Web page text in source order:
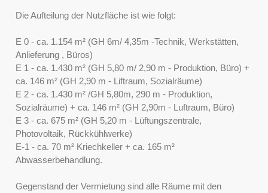
Die Aufteilung der Nutzfläche ist wie folgt:
E 0 - ca. 1.154 m² (GH 6m/ 4,35m -Technik, Werkstätten,
Anlieferung , Büros)
E 1 - ca. 1.430 m² (GH 5,80 m/ 2,90 m - Produktion, Büro) +
ca. 146 m² (GH 2,90 m - Liftraum, Sozialräume)
E 2 - ca. 1.430 m² /GH 5,80m, 290 m - Produktion,
Sozialräume) + ca. 146 m² (GH 2,90m - Luftraum, Büro)
E 3 - ca. 675 m² (GH 5,20 m - Lüftungszentrale,
Photovoltaik, Rückkühlwerke)
E-1 - ca. 70 m² Kriechkeller + ca. 165 m²
Abwasserbehandlung.
Gegenstand der Vermietung sind alle Räume mit den